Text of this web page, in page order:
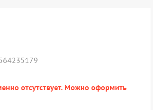
отсутствует. Можно оформить